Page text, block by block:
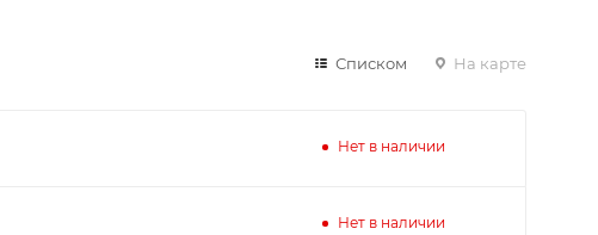
Списком На карте
Нет в наличии
Нет в наличии